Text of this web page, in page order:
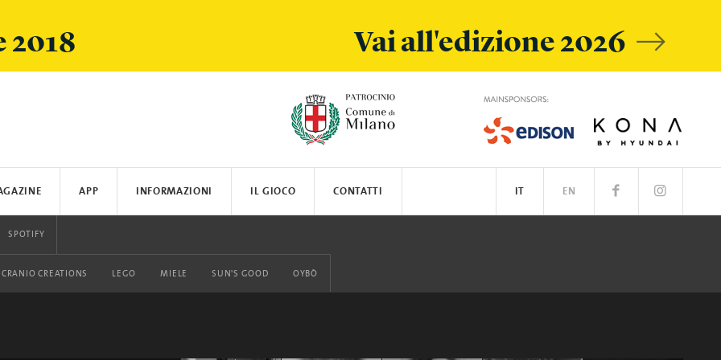
Vai all'edizione 2026
SPOTIFY
CRANIO CREATIONS LEGO MIELE SUN'S GOOD OYBÒ
APP INFORMAZIONI
LOGISTICA E SPEDIZIONI
IL GIOCO CONTATTI EN
IT